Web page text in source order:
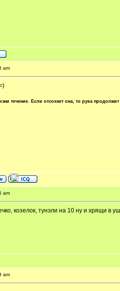
am
течение. Если отсохнет она, то рука
am
козелок, тунэли на 10 ну и хрящи в
am